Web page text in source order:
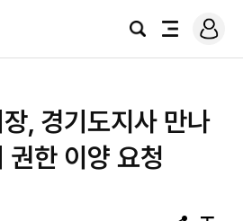
검
전
로
그
, 경기도지사 만나
권한 이양 요청